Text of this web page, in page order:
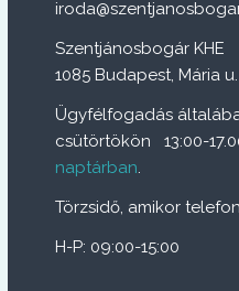
Szentjánosbogár KHE
1085 Budapest, Mária u.
Ügyfélfogadás
csütörtökön 13:00-
naptárban.
Törzsidő, amikor
H-P: 09:00-15:00